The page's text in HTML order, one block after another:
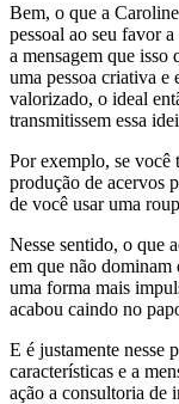
Bem, o que a
pessoal ao seu favor
a mensagem que isso
uma pessoa criativa e
valorizado, o ideal
transmitissem essa
Por exemplo, se você
produção de acervos
de você usar uma
Nesse sentido, o que
em que não dominam
uma forma mais
acabou caindo no
E é justamente nesse
características e a
ação a consultoria de